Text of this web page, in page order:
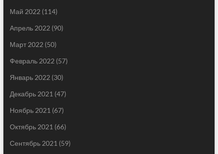
Май 2022 (114)
Апрель 2022 (90)
Март 2022 (50)
Февраль 2022 (57)
Январь 2022 (30)
Декабрь 2021 (47)
Ноябрь 2021 (67)
Октябрь 2021 (66)
Сентябрь 2021 (59)